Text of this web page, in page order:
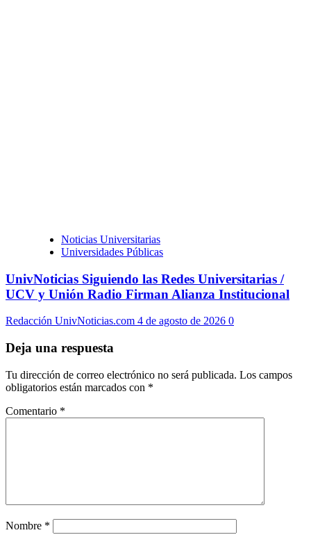
Noticias Universitarias
Universidades Públicas
UnivNoticias Siguiendo las Redes Universitarias /
UCV y Unión Radio Firman Alianza Institucional
Redacción UnivNoticias.com 4 de agosto de 2026 0
Deja una respuesta
Tu dirección de correo electrónico no será publicada. Los campos
obligatorios están marcados con *
Comentario *
Nombre *